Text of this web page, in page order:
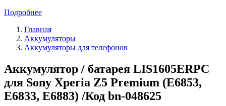
Подробнее
Главная
Аккумуляторы
Аккумуляторы для телефонов
Аккумулятор / батарея LIS1605ERPC
для Sony Xperia Z5 Premium (E6853,
E6833, E6883) /Код bn-048625